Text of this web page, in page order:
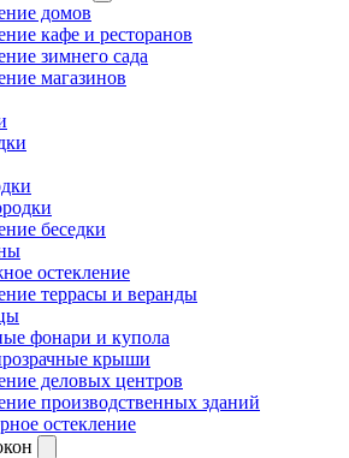
домов
кафе и ресторанов
зимнего сада
магазинов
беседки
остекление
террасы и веранды
фонари и купола
крыши
деловых центров
производственных зданий
остекление